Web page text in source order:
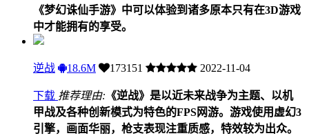
《梦幻诛仙手游》中可以体验到诸多原本只有在3D游戏
中才能拥有的享受。
逆战 18.6M 173151 2022-11-04
下载 推荐理由: 《逆战》是以近未来战争为主题、以机
甲战及各种创新模式为特色的FPS网游。游戏使用虚幻3
引擎，画面华丽，枪支表现注重质感，特效较为出众。